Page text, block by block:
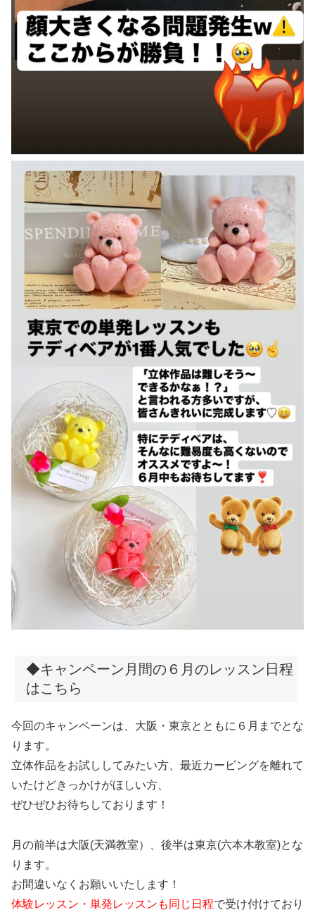
◆キャンペーン月間の６月のレッスン日程
はこちら
今回のキャンペーンは、大阪・東京とともに６月までとな
ります。
立体作品をお試ししてみたい方、最近カービングを離れて
いたけどきっかけがほしい方、
ぜひぜひお待ちしております！
月の前半は大阪(天満教室）、後半は東京(六本木教室)とな
ります。
お間違いなくお願いいたします！
体験レッスン・単発レッスンも同じ日程で受け付けており